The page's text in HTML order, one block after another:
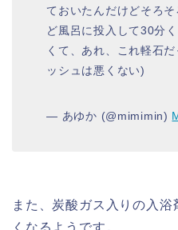
ておいたんだけどそろ
ど風呂に投入して30分
くて、あれ、これ軽石
ッシュは悪くない)
— あゆか (@mimimin)
また、炭酸ガス入りの入
くなるようです。